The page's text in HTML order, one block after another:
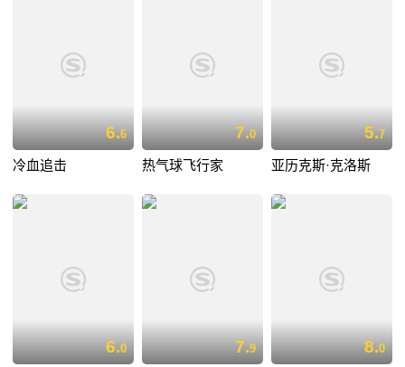
6.6
冷血追击
7.0
热气球飞行家
5.7
亚历克斯·克洛斯
6.0 7.9 8.0